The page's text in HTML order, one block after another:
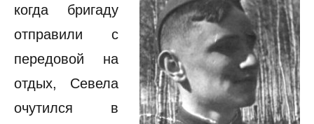
когда бригаду
отправили с
передовой на
отдых, Севела
очутился в